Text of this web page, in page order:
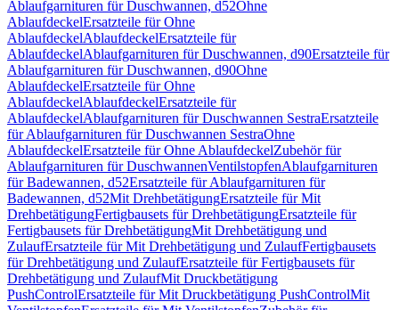
Ablaufgarnituren für Duschwannen, d52Ohne
AblaufdeckelErsatzteile für Ohne
AblaufdeckelAblaufdeckelErsatzteile für
AblaufdeckelAblaufgarnituren für Duschwannen, d90Ersatzteile für
Ablaufgarnituren für Duschwannen, d90Ohne
AblaufdeckelErsatzteile für Ohne
AblaufdeckelAblaufdeckelErsatzteile für
AblaufdeckelAblaufgarnituren für Duschwannen SestraErsatzteile
für Ablaufgarnituren für Duschwannen SestraOhne
AblaufdeckelErsatzteile für Ohne AblaufdeckelZubehör für
Ablaufgarnituren für DuschwannenVentilstopfenAblaufgarnituren
für Badewannen, d52Ersatzteile für Ablaufgarnituren für
Badewannen, d52Mit DrehbetätigungErsatzteile für Mit
DrehbetätigungFertigbausets für DrehbetätigungErsatzteile für
Fertigbausets für DrehbetätigungMit Drehbetätigung und
ZulaufErsatzteile für Mit Drehbetätigung und ZulaufFertigbausets
für Drehbetätigung und ZulaufErsatzteile für Fertigbausets für
Drehbetätigung und ZulaufMit Druckbetätigung
PushControlErsatzteile für Mit Druckbetätigung PushControlMit